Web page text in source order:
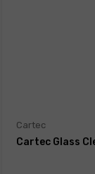
Cartec
Cartec Glass